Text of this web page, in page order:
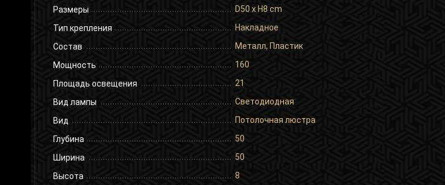
Размеры D50 x H8 cm
Тип крепления Накладное
Состав Металл, Пластик
Мощность 160
Площадь освещения 21
Вид лампы Светодиодная
Вид Потолочная люстра
Глубина 50
Ширина 50
Высота 8